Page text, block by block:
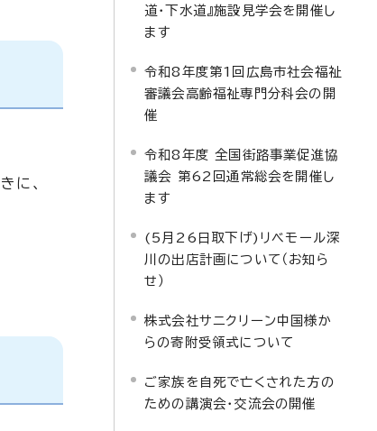
に、
道・下水道』施設見学会を開催し
ます
令和8年度第1回広島市社会福祉
審議会高齢福祉専門分科会の開
催
令和8年度 全国街路事業促進協
議会 第62回通常総会を開催し
ます
(5月26日取下げ)リベモール深
川の出店計画について（お知ら
せ）
株式会社サニクリーン中国様か
らの寄附受領式について
ご家族を自死で亡くされた方の
ための講演会・交流会の開催